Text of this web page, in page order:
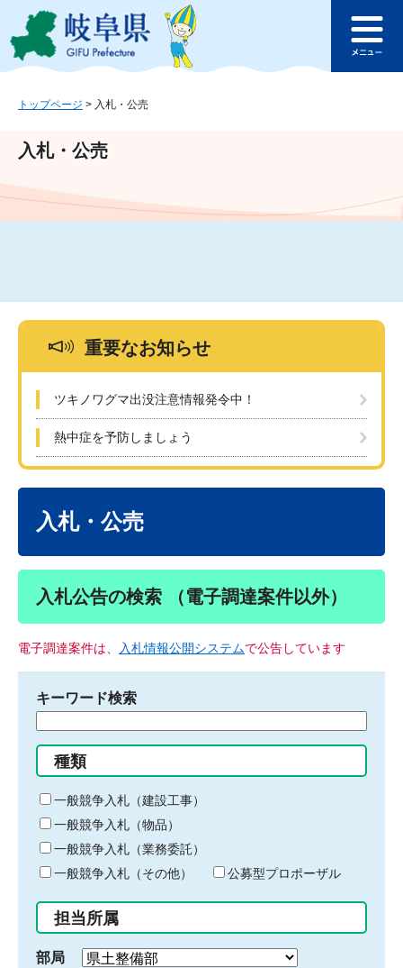
ジ
ュ
文
このページの本文へ
ュ
トップページ > 入札・公売
入札・公売
重要なお知らせ
ツキノワグマ出没注意情報発令中！
熱中症を予防しましょう
入札・公売
入札公告の検索 （電子調達案件以外）
電子調達案件は、 入札情報公開システムで公告しています
キーワード検索
る
キ
ー
ワ
ー
ド
入
力
種類
一般競争入札（建設工事）
一般競争入札（物品）
一般競争入札（業務委託）
一般競争入札（その他）
公募型プロポーザル
担当所属
部局